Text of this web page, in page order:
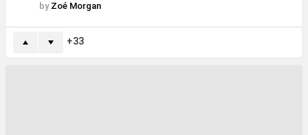
by Zoé Morgan
33